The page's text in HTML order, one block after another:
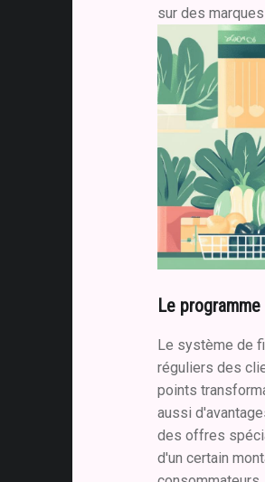
sur des
Le
Le système de
réguliers des
points
aussi
des offres
d'un certain